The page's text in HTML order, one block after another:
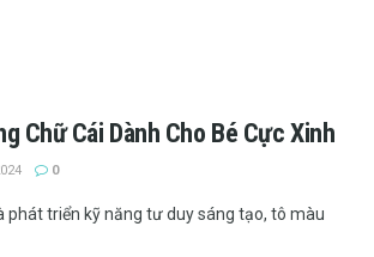
Chữ Cái Dành Cho Bé Cực Xinh
0
phát triển kỹ năng tư duy sáng tạo, tô màu